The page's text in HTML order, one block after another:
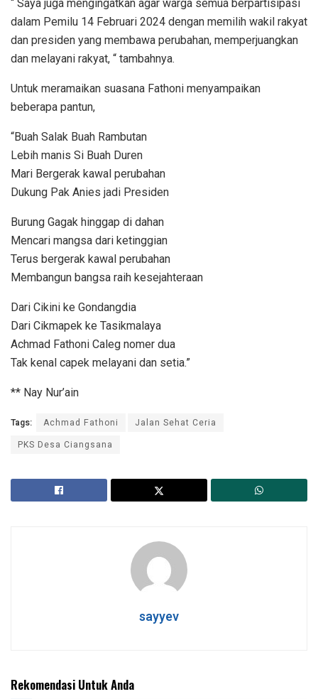
“ Saya juga mengingatkan agar warga semua berpartisipasi
dalam Pemilu 14 Februari 2024 dengan memilih wakil rakyat
dan presiden yang membawa perubahan, memperjuangkan
dan melayani rakyat, “ tambahnya.
Untuk meramaikan suasana Fathoni menyampaikan
beberapa pantun,
“Buah Salak Buah Rambutan
Lebih manis Si Buah Duren
Mari Bergerak kawal perubahan
Dukung Pak Anies jadi Presiden
Burung Gagak hinggap di dahan
Mencari mangsa dari ketinggian
Terus bergerak kawal perubahan
Membangun bangsa raih kesejahteraan
Dari Cikini ke Gondangdia
Dari Cikmapek ke Tasikmalaya
Achmad Fathoni Caleg nomer dua
Tak kenal capek melayani dan setia.”
** Nay Nur’ain
Tags: Achmad Fathoni
Jalan Sehat Ceria
PKS Desa Ciangsana
sayyev
Rekomendasi Untuk Anda